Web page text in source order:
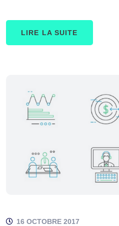
LIRE LA SUITE
16 OCTOBRE 2017